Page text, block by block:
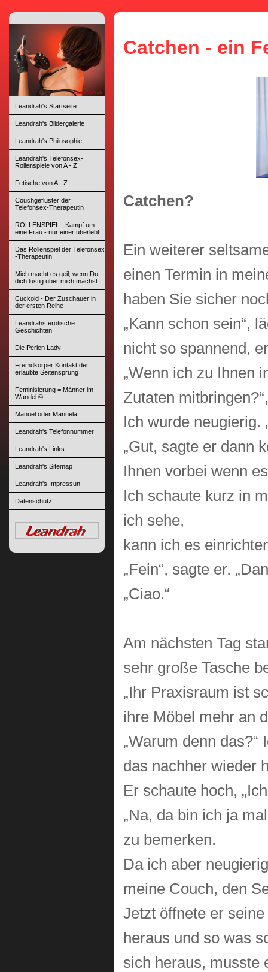
Leandrah's Startseite
Leandrah's Bildergalerie
Leandrah's Philosophie
Leandrah's Telefonsex-
Rollenspiele von A - Z
Fetische von A - Z
Couchgeflüster der
Telefonsex-Therapeutin
ROLLENSPIEL - Kampf um
eine Frau - nur einer überlebt
Das Rollenspiel der Telefonsex
-Therapeutin
Mich macht es geil, wenn Du
dich lustig über mich machst
Cuckold - Der Zuschauer in
der ersten Reihe
Leandrahs erotische
Geschichten
Die Perlen Lady
Fremdkörper Kontakt der
erlaubte Seitensprung
Feminisierung = Männer im
Wandel ©
Manuel oder Manuela
Leandrah's Telefonnummer
Leandrah's Links
Leandrah's Sitemap
Leandrah's Impressun
Datenschutz
Catchen - ein
Catchen?
Ein weiterer
einen Termin in
haben Sie sicher
„Kann schon sein“,
nicht so spannend,
„Wenn ich zu Ihnen
Zutaten
Ich wurde neugierig.
„Gut, sagte er dann
Ihnen vorbei wenn
Ich schaute kurz in
ich sehe,
kann ich es
„Fein“, sagte er.
„Ciao.“
Am nächsten Tag
sehr große Tasche
„Ihr Praxisraum ist
ihre Möbel mehr an
„Warum denn
das nachher wieder
Er schaute hoch,
„Na, da bin ich ja
zu bemerken.
Da ich aber
meine Couch, den
Jetzt öffnete er
heraus und so was
sich heraus, musste